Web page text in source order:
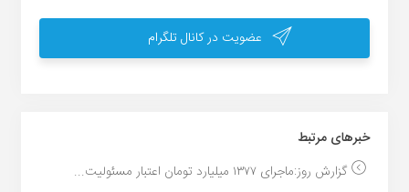
عضویت در کانال تلگرام
خبر‌های مرتبط
گزارش روز:ماجرای ۱۳۷۷ میلیارد تومان اعتبار مسئولیت...